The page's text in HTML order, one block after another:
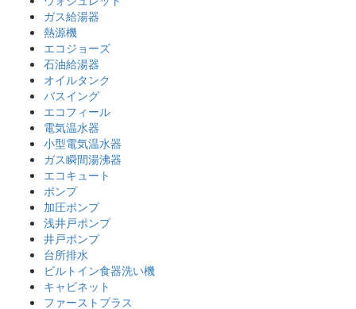
ガス給湯器
熱源機
エコジョーズ
石油給湯器
オイルタンク
バスイング
エコフィール
電気温水器
小型電気温水器
ガス瞬間湯沸器
エコキュート
ポンプ
加圧ポンプ
浅井戸ポンプ
井戸ポンプ
台所排水
ビルトイン食器洗い機
キャビネット
ファーストプラス